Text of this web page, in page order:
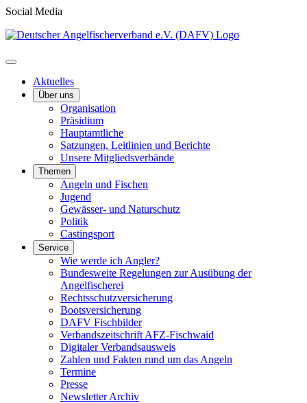
Social Media
Aktuelles
Über uns
Organisation
Präsidium
Hauptamtliche
Satzungen, Leitlinien und Berichte
Unsere Mitgliedsverbände
Themen
Angeln und Fischen
Jugend
Gewässer- und Naturschutz
Politik
Castingsport
Service
Wie werde ich Angler?
Bundesweite Regelungen zur Ausübung der
Angelfischerei
Rechtsschutzversicherung
Bootsversicherung
DAFV Fischbilder
Verbandszeitschrift AFZ-Fischwaid
Digitaler Verbandsausweis
Zahlen und Fakten rund um das Angeln
Termine
Presse
Newsletter Archiv